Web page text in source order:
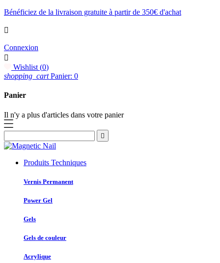
Bénéficiez de la livraison gratuite à partir de 350€ d'achat

Connexion

Wishlist (0)
shopping_cart Panier: 0
Panier
Il n'y a plus d'articles dans votre panier

Produits Techniques
Vernis Permanent
Power Gel
Gels
Gels de couleur
Acrylique